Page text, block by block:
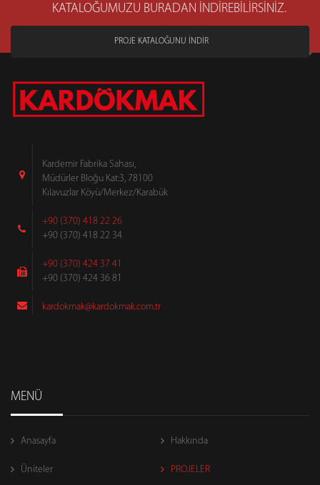
KATALOĞUMUZU BURADAN İNDİREBİLİRSİNİZ.
PROJE KATALOĞUNU İNDİR
Kardemir Fabrika Sahası,
Müdürler Bloğu Kat:3, 78100
Kılavuzlar Köyü/Merkez/Karabük
+90 (370) 418 22 26
+90 (370) 418 22 34
+90 (370) 424 37 41
+90 (370) 424 36 81
kardokmak@kardokmak.com.tr
MENÜ
Anasayfa Hakkında
Üniteler PROJELER